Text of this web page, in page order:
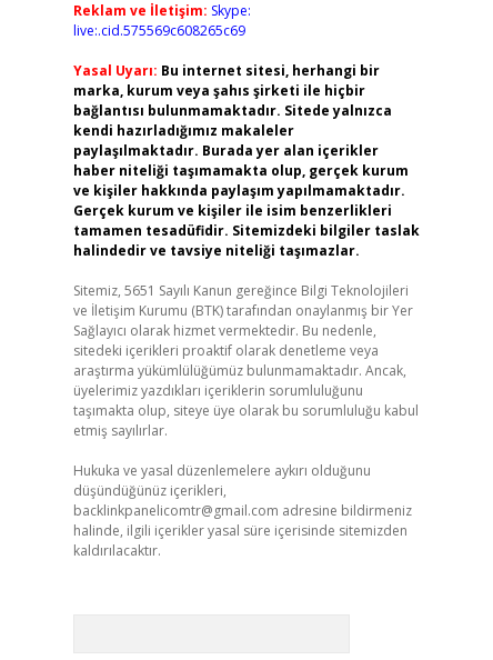
Reklam ve İletişim: Skype:
live:.cid.575569c608265c69
Yasal Uyarı: Bu internet sitesi, herhangi bir
marka, kurum veya şahıs şirketi ile hiçbir
bağlantısı bulunmamaktadır. Sitede yalnızca
kendi hazırladığımız makaleler
paylaşılmaktadır. Burada yer alan içerikler
haber niteliği taşımamakta olup, gerçek kurum
ve kişiler hakkında paylaşım yapılmamaktadır.
Gerçek kurum ve kişiler ile isim benzerlikleri
tamamen tesadüfidir. Sitemizdeki bilgiler taslak
halindedir ve tavsiye niteliği taşımazlar.
Sitemiz, 5651 Sayılı Kanun gereğince Bilgi Teknolojileri
ve İletişim Kurumu (BTK) tarafından onaylanmış bir Yer
Sağlayıcı olarak hizmet vermektedir. Bu nedenle,
sitedeki içerikleri proaktif olarak denetleme veya
araştırma yükümlülüğümüz bulunmamaktadır. Ancak,
üyelerimiz yazdıkları içeriklerin sorumluluğunu
taşımakta olup, siteye üye olarak bu sorumluluğu kabul
etmiş sayılırlar.
Hukuka ve yasal düzenlemelere aykırı olduğunu
düşündüğünüz içerikleri,
backlinkpanelicomtr@gmail.com adresine bildirmeniz
halinde, ilgili içerikler yasal süre içerisinde sitemizden
kaldırılacaktır.